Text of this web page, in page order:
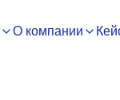
О компании